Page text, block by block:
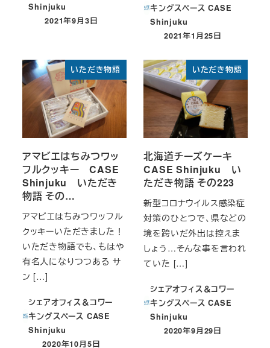
Shinjuku
投稿日
2021年9月3日
キングスペース CASE
Shinjuku
投稿日
2021年1月25日
いただき物語
アマビエはちみつワッ
フルクッキー CASE
Shinjuku いただき
物語 その…
アマビエはちみつワッフル
クッキーいただきました！
いただき物語でも、もはや
有名人になりつつある サ
ン […]
シェアオフィス＆コワー
キングスペース CASE
Shinjuku
2020年10月5日
いただき物語
北海道チーズケーキ
CASE Shinjuku い
ただき物語 その223
新型コロナウイルス感染症
対策のひとつで、県などの
境を跨いだ外出は控えま
しょう…そんな事を言われ
ていた […]
シェアオフィス＆コワー
キングスペース CASE
Shinjuku
投稿日
2020年9月29日